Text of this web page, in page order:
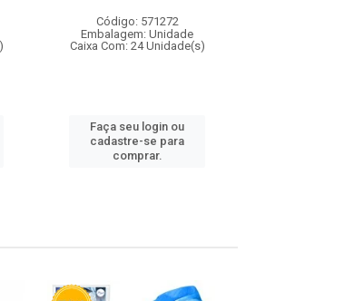
Código: 571272
Embalagem: Unidade
Caixa Com: 24 Unidade(s)
Faça seu login ou
cadastre-se para
comprar.